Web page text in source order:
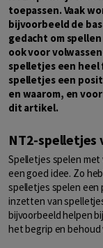
toepassen. Vaak
bijvoorbeeld de
gedacht om
ook voor
spelletjes een heel
spelletjes een
en waarom, en
dit artikel.
NT2-spelletjes
Spelletjes spelen met
een goed idee. Zo
spelletjes spelen
inzetten van
bijvoorbeeld helpen
het begrip en